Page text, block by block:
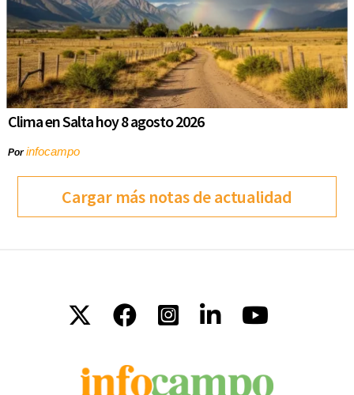
Clima en Salta hoy 8 agosto 2026
Porinfocampo
Cargar más notas de actualidad